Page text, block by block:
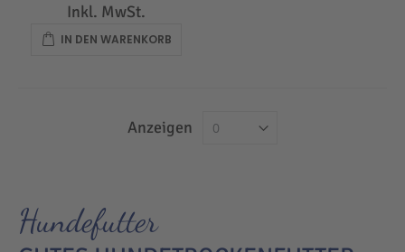
Inkl. MwSt.
IN DEN WARENKORB
Anzeigen
Hundefutter